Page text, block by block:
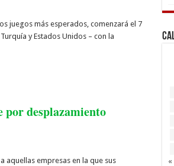
juegos más esperados, comenzará el 7
y Estados Unidos – con la
desplazamiento
aquellas empresas en la que sus
«